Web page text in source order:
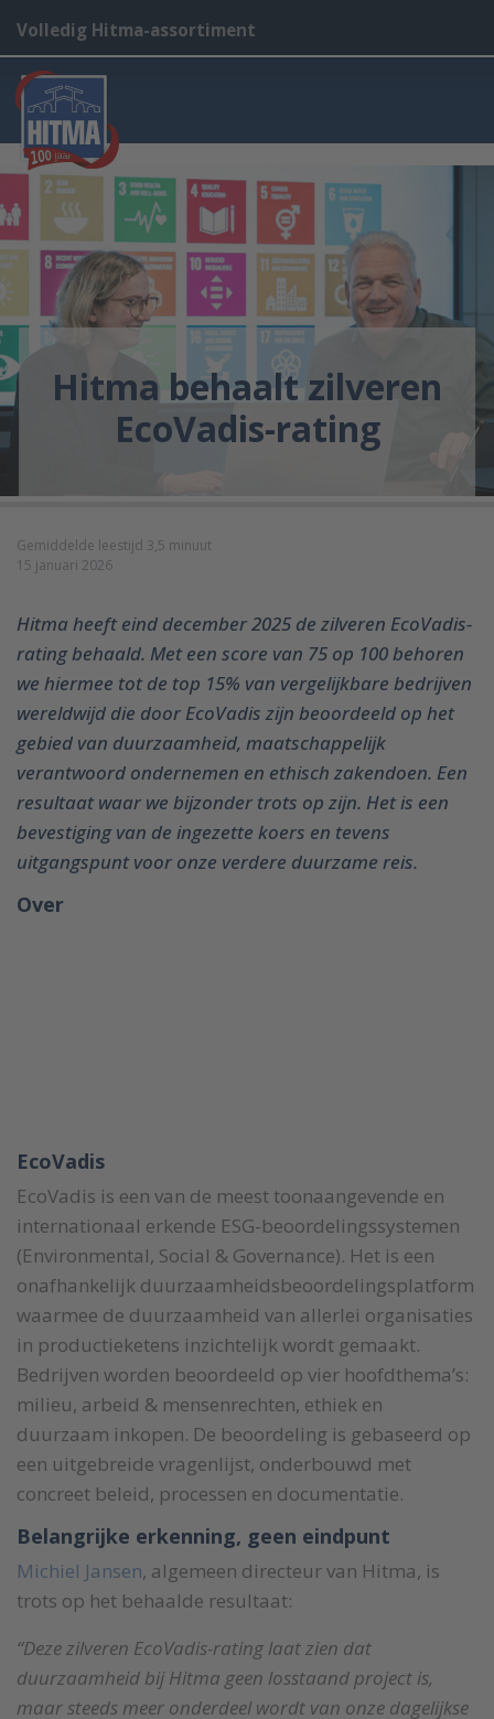
Volledig Hitma-assortiment
Hitma behaalt zilveren
EcoVadis-rating
Gemiddelde leestijd 3,5 minuut
15 januari 2026
Hitma heeft eind december 2025 de zilveren EcoVadis-
rating behaald. Met een score van 75 op 100 behoren
we hiermee tot de top 15% van vergelijkbare bedrijven
wereldwijd die door EcoVadis zijn beoordeeld op het
gebied van duurzaamheid, maatschappelijk
verantwoord ondernemen en ethisch zakendoen. Een
resultaat waar we bijzonder trots op zijn. Het is een
bevestiging van de ingezette koers en tevens
uitgangspunt voor onze verdere duurzame reis.
Over
EcoVadis
EcoVadis is een van de meest toonaangevende en
internationaal erkende ESG-beoordelingssystemen
(Environmental, Social & Governance). Het is een
onafhankelijk duurzaamheidsbeoordelingsplatform
waarmee de duurzaamheid van allerlei organisaties
in productieketens inzichtelijk wordt gemaakt.
Bedrijven worden beoordeeld op vier hoofdthema’s:
milieu, arbeid & mensenrechten, ethiek en
duurzaam inkopen. De beoordeling is gebaseerd op
een uitgebreide vragenlijst, onderbouwd met
concreet beleid, processen en documentatie.
Belangrijke erkenning, geen eindpunt
Michiel Jansen, algemeen directeur van Hitma, is
trots op het behaalde resultaat:
“Deze zilveren EcoVadis-rating laat zien dat
duurzaamheid bij Hitma geen losstaand project is,
maar steeds meer onderdeel wordt van onze dagelijkse